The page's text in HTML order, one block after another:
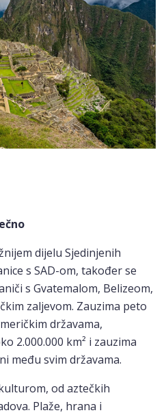
dijelu Sjedinjenih
s SAD-om, također se
s Gvatemalom, Belizeom,
zaljevom. Zauzima peto
državama,
2.000.000 km² i zauzima
među svim državama.
od aztečkih
Plaže, hrana i